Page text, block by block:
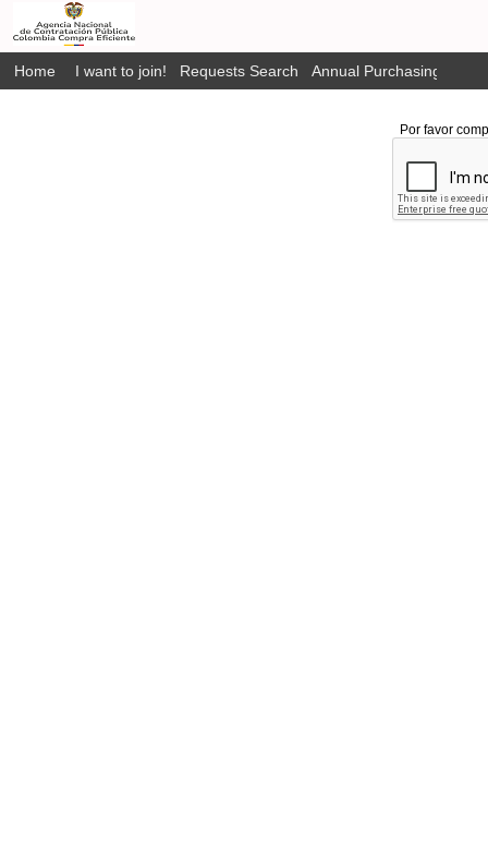
Home I want to join! Requests Search Annual Purchasing Plan
Por favor